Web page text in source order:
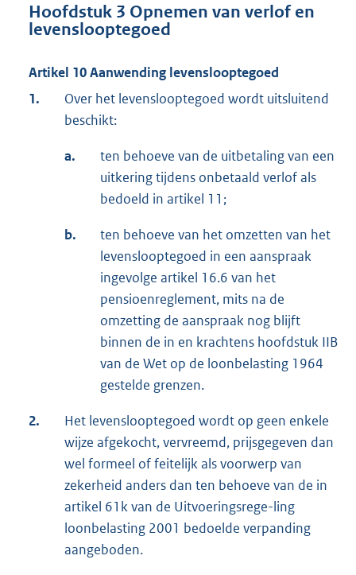
Hoofdstuk 3 Opnemen van verlof en
levenslooptegoed
Artikel 10 Aanwending levenslooptegoed
1.
Over het levenslooptegoed wordt uitsluitend
beschikt:
a.
ten behoeve van de uitbetaling van een
uitkering tijdens onbetaald verlof als
bedoeld in artikel 11;
b.
ten behoeve van het omzetten van het
levenslooptegoed in een aanspraak
ingevolge artikel 16.6 van het
pensioenreglement, mits na de
omzetting de aanspraak nog blijft
binnen de in en krachtens hoofdstuk IIB
van de Wet op de loonbelasting 1964
gestelde grenzen.
2.
Het levenslooptegoed wordt op geen enkele
wijze afgekocht, vervreemd, prijsgegeven dan
wel formeel of feitelijk als voorwerp van
zekerheid anders dan ten behoeve van de in
artikel 61k van de Uitvoeringsrege-ling
loonbelasting 2001 bedoelde verpanding
aangeboden.